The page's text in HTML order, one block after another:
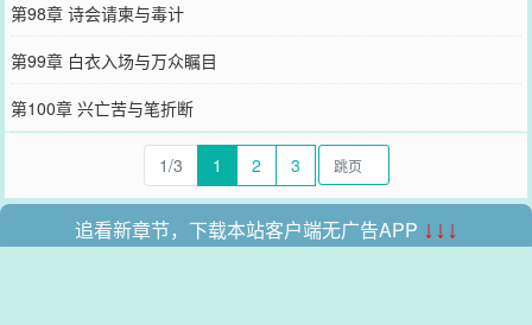
第98章 诗会请柬与毒计
第99章 白衣入场与万众瞩目
第100章 兴亡苦与笔折断
1/3 1 2 3
追看新章节，下载本站客户端无广告APP ↓↓↓